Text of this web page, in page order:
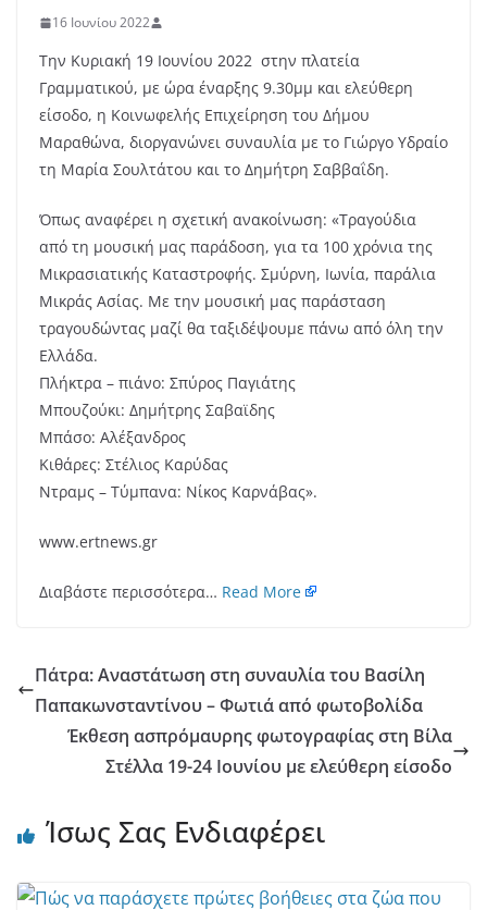
16 Ιουνίου 2022
Την Κυριακή 19 Ιουνίου 2022 στην πλατεία
Γραμματικού, με ώρα έναρξης 9.30μμ και ελεύθερη
είσοδο, η Κοινωφελής Επιχείρηση του Δήμου
Μαραθώνα, διοργανώνει συναυλία με το Γιώργο Υδραίο
τη Μαρία Σουλτάτου και το Δημήτρη Σαββαΐδη.
Όπως αναφέρει η σχετική ανακοίνωση: «Τραγούδια
από τη μουσική μας παράδοση, για τα 100 χρόνια της
Μικρασιατικής Καταστροφής. Σμύρνη, Ιωνία, παράλια
Μικράς Ασίας. Με την μουσική μας παράσταση
τραγουδώντας μαζί θα ταξιδέψουμε πάνω από όλη την
Ελλάδα.
Πλήκτρα – πιάνο: Σπύρος Παγιάτης
Μπουζούκι: Δημήτρης Σαβαϊδης
Μπάσο: Αλέξανδρος
Κιθάρες: Στέλιος Καρύδας
Ντραμς – Τύμπανα: Νίκος Καρνάβας».
www.ertnews.gr
Διαβάστε περισσότερα… Read More
Πάτρα: Αναστάτωση στη συναυλία του Βασίλη
Παπακωνσταντίνου – Φωτιά από φωτοβολίδα
Έκθεση ασπρόμαυρης φωτογραφίας στη Βίλα
Στέλλα 19-24 Ιουνίου με ελεύθερη είσοδο
Ίσως Σας Ενδιαφέρει